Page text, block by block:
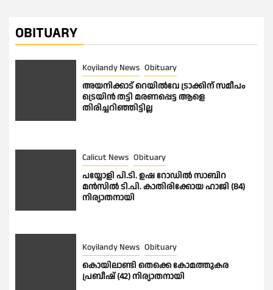
OBITUARY
Koyilandy News Obituary
അയനിക്കാട് റെയിൽവേ ട്രാക്കിന് സമീപം
ട്രെയിൻ തട്ടി മരണപ്പെട്ട ആളെ
തിരിച്ചറിഞ്ഞിട്ടില്ല
Calicut News Obituary
പയ്യോളി പി.ടി. ഉഷ റോഡിൽ സാബിറ
മൻസിൽ ടി.പി. കാതിരിക്കോയ ഹാജി (84)
നിര്യാതനായി
Koyilandy News Obituary
കൊയിലാണ്ടി തെക്കെ കോമത്തുകര
പ്രബീഷ് (42) നിര്യാതനായി